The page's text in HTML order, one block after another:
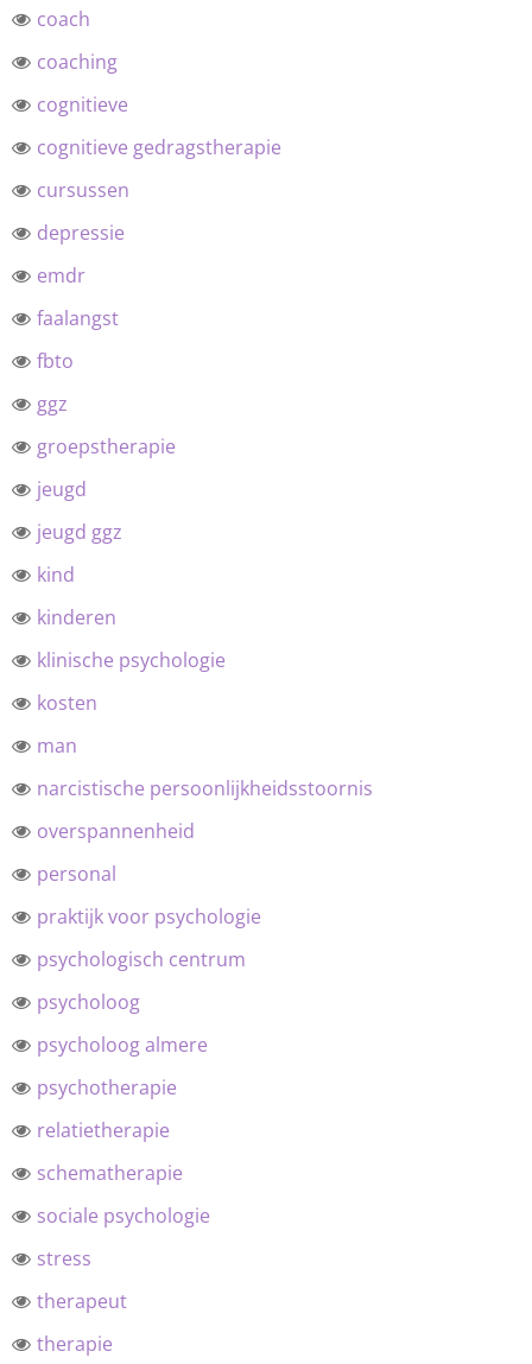
coach
coaching
cognitieve
cognitieve gedragstherapie
cursussen
depressie
emdr
faalangst
fbto
ggz
groepstherapie
jeugd
jeugd ggz
kind
kinderen
klinische psychologie
kosten
man
narcistische persoonlijkheidsstoornis
overspannenheid
personal
praktijk voor psychologie
psychologisch centrum
psycholoog
psycholoog almere
psychotherapie
relatietherapie
schematherapie
sociale psychologie
stress
therapeut
therapie